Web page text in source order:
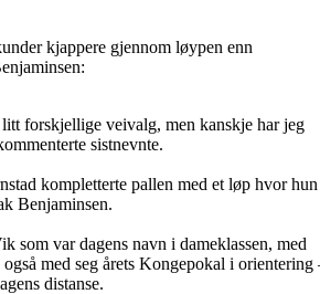
kjappere gjennom løypen enn
forskjellige veivalg, men kanskje har jeg
sistnevnte.
kompletterte pallen med et løp hvor hun
Benjaminsen.
som var dagens navn i dameklassen, med
med seg årets Kongepokal i orientering
distanse.